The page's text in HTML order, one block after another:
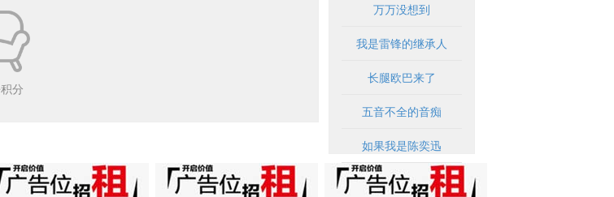
分
万万没想到
我是雷锋的继承人
长腿欧巴来了
五音不全的音痴
如果我是陈奕迅